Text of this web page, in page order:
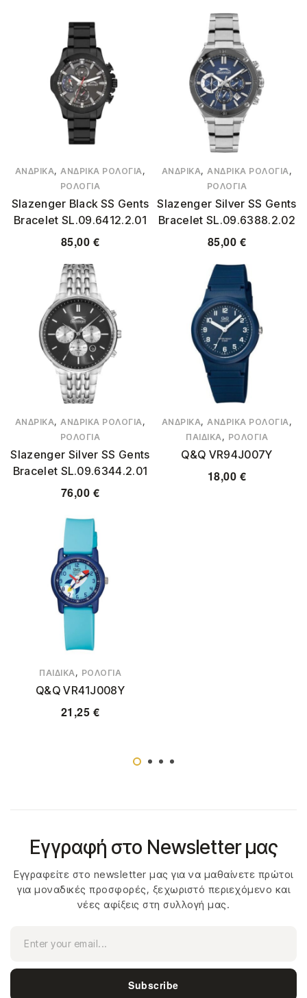
ΑΝΔΡΙΚΆ,ΑΝΔΡΙΚΆ ΡΟΛΌΓΙΑ,
ΡΟΛΌΓΙΑ
Slazenger Black SS Gents
Bracelet SL.09.6412.2.01
85,00 €
ΑΝΔΡΙΚΆ,ΑΝΔΡΙΚΆ ΡΟΛΌΓΙΑ,
ΡΟΛΌΓΙΑ
Slazenger Silver SS Gents
Bracelet SL.09.6388.2.02
85,00 €
ΑΝΔΡΙΚΆ,ΑΝΔΡΙΚΆ ΡΟΛΌΓΙΑ,
ΡΟΛΌΓΙΑ
Slazenger Silver SS Gents
Bracelet SL.09.6344.2.01
76,00 €
ΑΝΔΡΙΚΆ,ΑΝΔΡΙΚΆ ΡΟΛΌΓΙΑ,
ΠΑΙΔΙΚΆ, ΡΟΛΌΓΙΑ
Q&Q VR94J007Y
18,00 €
ΠΑΙΔΙΚΆ, ΡΟΛΌΓΙΑ
Q&Q VR41J008Y
21,25 €
Εγγραφή στο Newsletter μας
Εγγραφείτε στο newsletter μας για να μαθαίνετε πρώτοι
για μοναδικές προσφορές, ξεχωριστό περιεχόμενο και
νέες αφίξεις στη συλλογή μας.
Subscribe